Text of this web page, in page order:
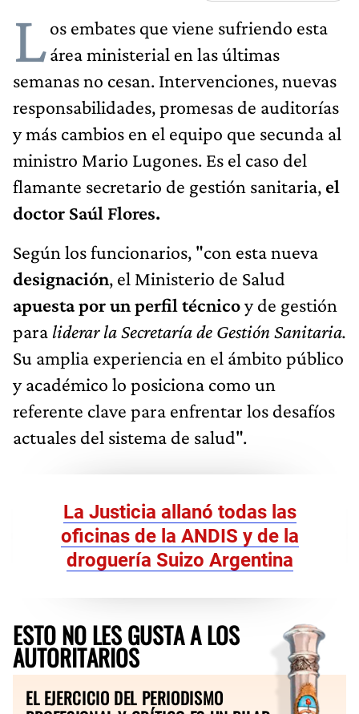
Los embates que viene sufriendo esta
área ministerial en las últimas
semanas no cesan. Intervenciones, nuevas
responsabilidades, promesas de auditorías
y más cambios en el equipo que secunda al
ministro Mario Lugones. Es el caso del
flamante secretario de gestión sanitaria, el
doctor Saúl Flores.
Según los funcionarios, "con esta nueva
designación, el Ministerio de Salud
apuesta por un perfil técnicoy de gestión
para liderar la Secretaría de Gestión Sanitaria.
Su amplia experiencia en el ámbito público
y académico lo posiciona como un
referente clave para enfrentar los desafíos
actuales del sistema de salud".
La Justicia allanó todas las
oficinas de la ANDIS y de la
droguería Suizo Argentina
ESTO NO LES GUSTA A LOS
AUTORITARIOS
EL EJERCICIO DEL PERIODISMO